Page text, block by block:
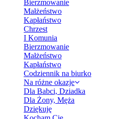
Bierzmowanie
Małżeństwo
Kapłaństwo
Chrzest
I Komunia
Bierzmowanie
Małżeństwo
Kapłaństwo
Codziennik na biurko
Na różne okazje
Dla Babci, Dziadka
Dla Żony, Męża
Dziękuję